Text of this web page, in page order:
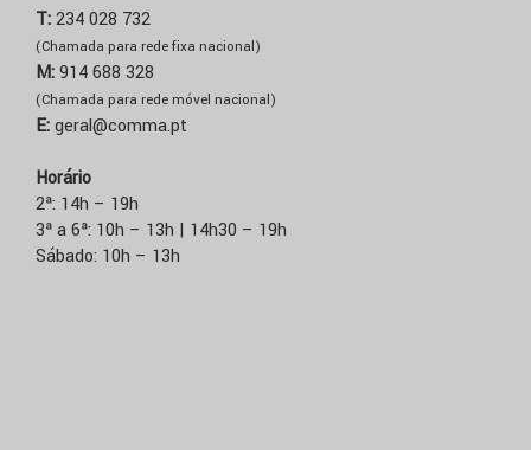
T:234 028 732
(Chamada para rede fixa nacional)
M:914 688 328
(Chamada para rede móvel nacional)
E:geral@comma.pt
Horário
2ª: 14h – 19h
3ª a 6ª: 10h – 13h | 14h30 – 19h
Sábado: 10h – 13h